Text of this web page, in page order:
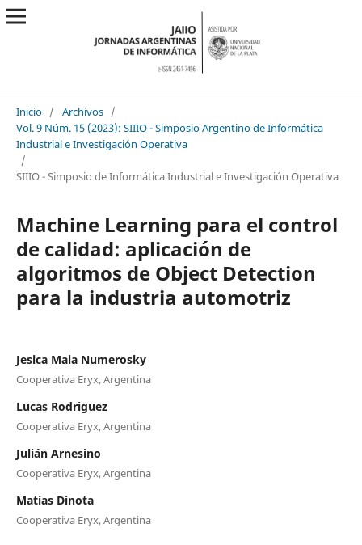
Inicio / Archivos /
Vol. 9 Núm. 15 (2023): SIIIO - Simposio Argentino de Informática
Industrial e Investigación Operativa
/
SIIIO - Simposio de Informática Industrial e Investigación Operativa
Machine Learning para el control
de calidad: aplicación de
algoritmos de Object Detection
para la industria automotriz
Jesica Maia Numerosky
Cooperativa Eryx, Argentina
Lucas Rodriguez
Cooperativa Eryx, Argentina
Julián Arnesino
Cooperativa Eryx, Argentina
Matías Dinota
Cooperativa Eryx, Argentina